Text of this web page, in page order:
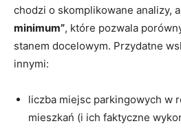
chodzi o skomplikowane analizy,
minimum”, które pozwala
stanem docelowym. Przydatne
innymi:
liczba miejsc parkingowych w
mieszkań (i ich faktyczne